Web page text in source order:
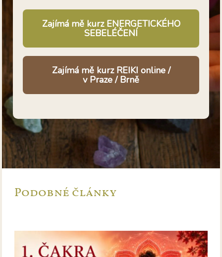
Zajímá mě kurz ENERGETICKÉHO
SEBELÉČENÍ
Zajímá mě kurz REIKI online /
v Praze / Brně
Podobné články